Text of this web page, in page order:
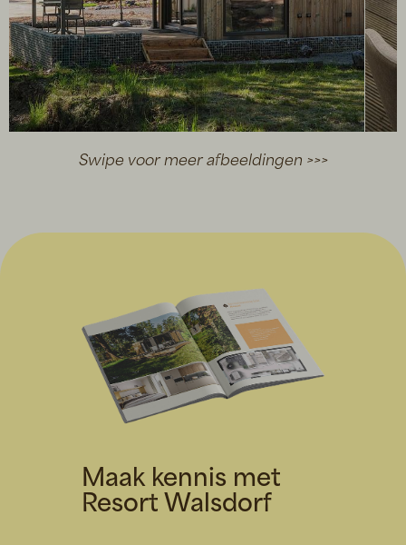
Swipe voor meer afbeeldingen >>>
Maak kennis met
Resort Walsdorf